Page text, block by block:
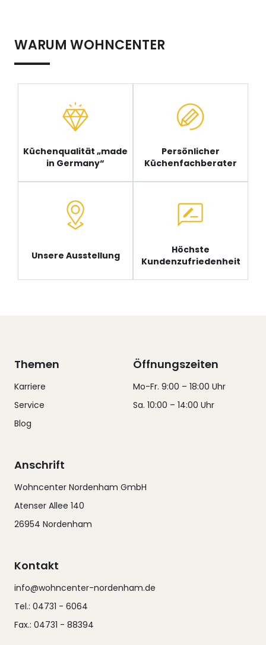
WARUM WOHNCENTER
Küchenqualität „made
in Germany“
Persönlicher
Küchenfachberater
Unsere Ausstellung
Höchste
Kundenzufriedenheit
Themen
Karriere
Service
Blog
Öffnungszeiten
Mo-Fr. 9:00 – 18:00 Uhr
Sa. 10:00 – 14:00 Uhr
Anschrift
Wohncenter Nordenham GmbH
Atenser Allee 140
26954 Nordenham
Kontakt
info@wohncenter-nordenham.de
Tel.: 04731 - 6064
Fax.: 04731 - 88394